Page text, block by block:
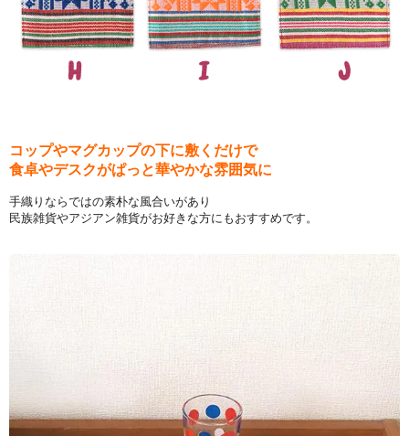
コップやマグカップの下に敷くだけで
食卓やデスクがぱっと華やかな雰囲気に
手織りならではの素朴な風合いがあり
民族雑貨やアジアン雑貨がお好きな方にもおすすめです。